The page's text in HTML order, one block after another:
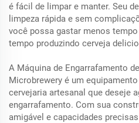
é fácil de limpar e manter. Seu
limpeza rápida e sem
você possa gastar menos
tempo produzindo cerveja
A Máquina de Engarrafamento
Microbrewery é um
cervejaria artesanal que deseje
engarrafamento. Com sua
amigável e capacidades